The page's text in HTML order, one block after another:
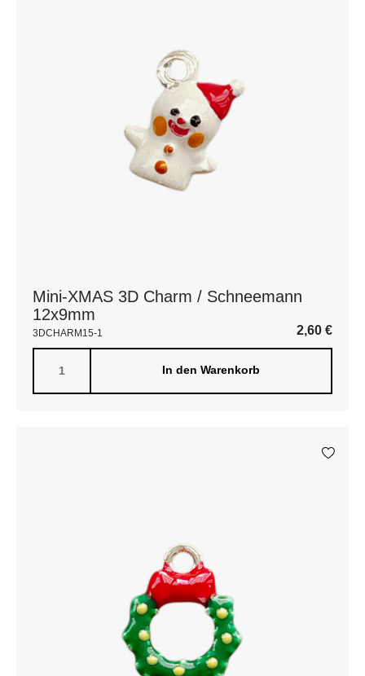
Mini-XMAS 3D Charm / Schneemann
12x9mm
3DCHARM15-1 2,60 €
In den Warenkorb